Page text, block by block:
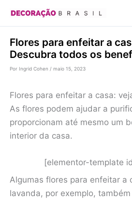
conteúdo
Flores para enfeitar a
Descubra todos os
Por Ingrid Cohen / maio 15, 2023
Flores para enfeitar a casa:
As flores podem ajudar a
proporcionam até mesmo um
interior da casa.
[elementor-template
Algumas flores para enfeitar a
lavanda, por exemplo,